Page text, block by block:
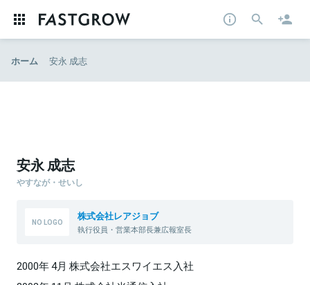
ホーム 安永 成志
安永 成志
やすなが・せいし
株式会社レアジョブ
執行役員・営業本部長兼広報室長
2000年 4月 株式会社エスワイエス入社